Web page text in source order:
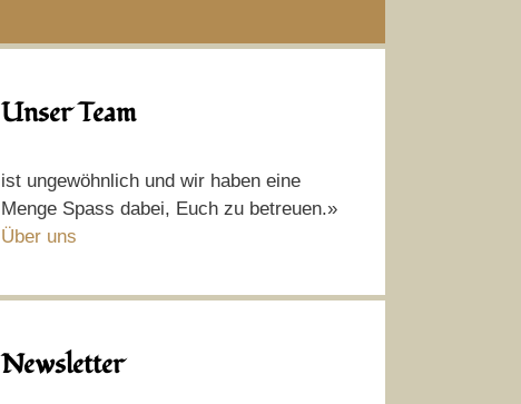
Unser Team
ist ungewöhnlich und wir haben eine
Menge Spass dabei, Euch zu betreuen.»
Über uns
Newsletter